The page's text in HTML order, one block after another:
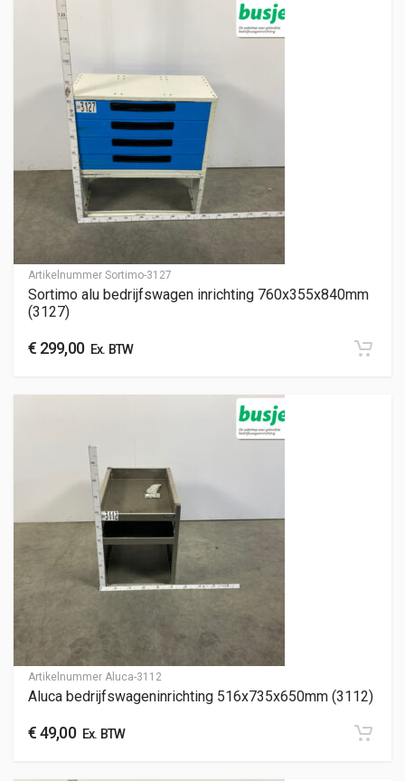
Artikelnummer Sortimo-3127
Sortimo alu bedrijfswagen inrichting 760x355x840mm
(3127)
€ 299,00Ex. BTW
Artikelnummer Aluca-3112
Aluca bedrijfswageninrichting 516x735x650mm (3112)
€49,00Ex. BTW